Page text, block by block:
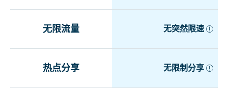
无限流量 无突然限速
热点分享 无限制分享